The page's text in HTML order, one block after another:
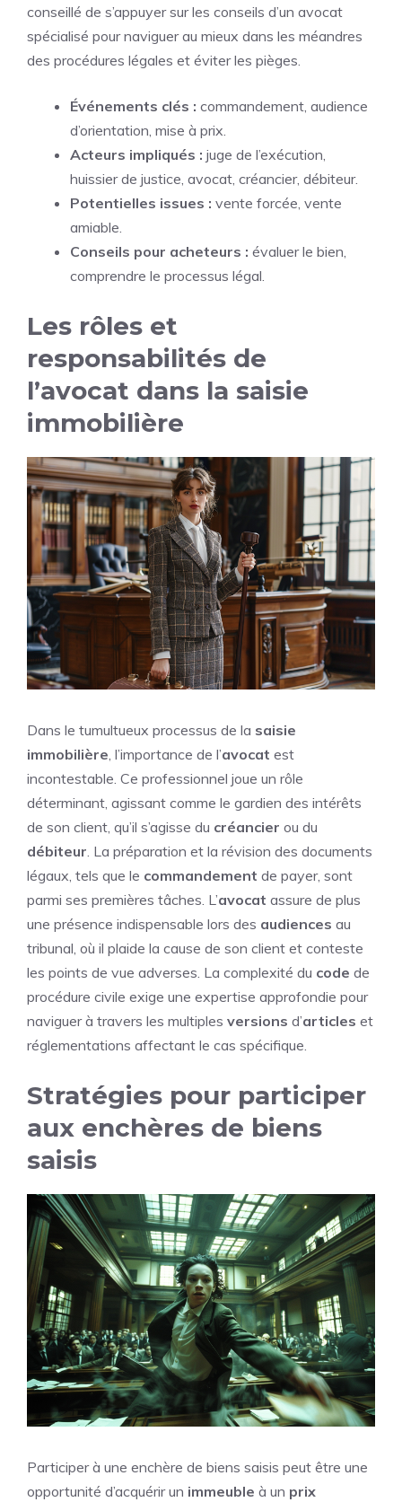
conseillé de s’appuyer sur les conseils d’un avocat
spécialisé pour naviguer au mieux dans les méandres
des procédures légales et éviter les pièges.
Événements clés : commandement, audience
d’orientation, mise à prix.
Acteurs impliqués : juge de l’exécution,
huissier de justice, avocat, créancier, débiteur.
Potentielles issues : vente forcée, vente
amiable.
Conseils pour acheteurs : évaluer le bien,
comprendre le processus légal.
Les rôles et
responsabilités de
l’avocat dans la saisie
immobilière
Dans le tumultueux processus de la saisie
immobilière , l’importance de l’avocat est
incontestable. Ce professionnel joue un rôle
déterminant, agissant comme le gardien des intérêts
de son client, qu’il s’agisse du créancier ou du
débiteur . La préparation et la révision des documents
légaux, tels que le commandement de payer, sont
parmi ses premières tâches. L’avocat assure de plus
une présence indispensable lors des audiences au
tribunal, où il plaide la cause de son client et conteste
les points de vue adverses. La complexité du code de
procédure civile exige une expertise approfondie pour
naviguer à travers les multiples versions d’articles et
réglementations affectant le cas spécifique.
Stratégies pour participer
aux enchères de biens
saisis
Participer à une enchère de biens saisis peut être une
opportunité d’acquérir un immeuble à un prix